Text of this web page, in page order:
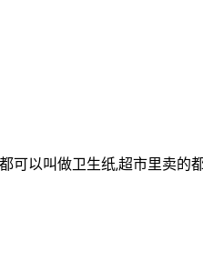
都可以叫做卫生纸,超市里